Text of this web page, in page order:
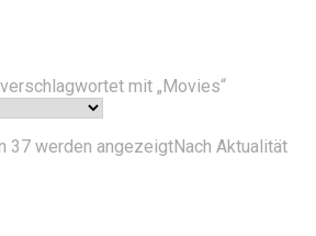
mit „Movies“
37 werden angezeigtNach Aktualität